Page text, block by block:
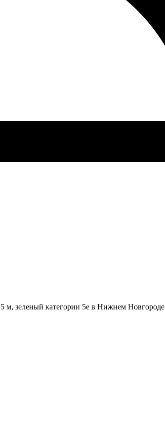
м, зеленый категории 5e в Нижнем Новгороде